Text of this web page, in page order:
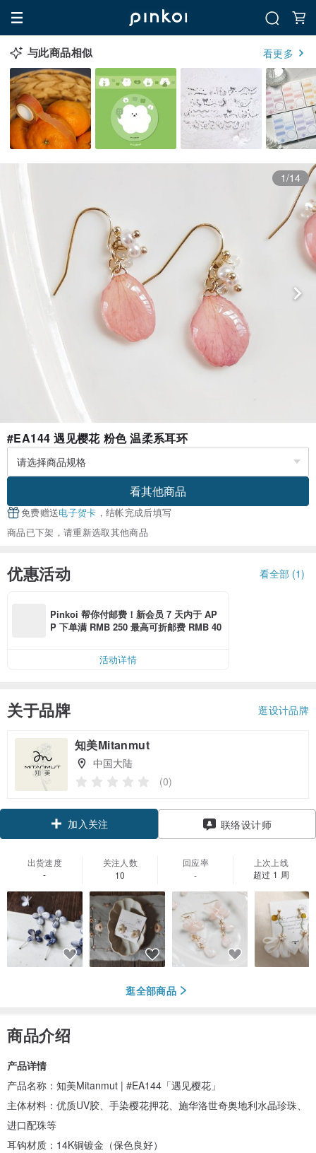
与此商品相似 看更多
1/14
#EA144 遇见樱花 粉色 温柔系耳环
看其他商品
免费赠送电子贺卡 ，结帐完成后填写
商品已下架，请重新选取其他商品
优惠活动 看全部 (1)
Pinkoi 帮你付邮费！新会员 7 天内于 AP
P 下单满 RMB 250 最高可折邮费 RMB 40
活动详情
关于品牌 逛设计品牌
知美Mitanmut
中国大陆
(0)
加入关注 联络设计师
出货速度
-
关注人数
10
回应率
-
上次上线
超过 1 周
逛全部商品
商品介绍
产品详情
产品名称：知美Mitanmut | #EA144「遇见樱花」
主体材料：优质UV胶、手染樱花押花、施华洛世奇奥地利水晶珍珠、
进口配珠等
耳钩材质：14K铜镀金（保色良好）